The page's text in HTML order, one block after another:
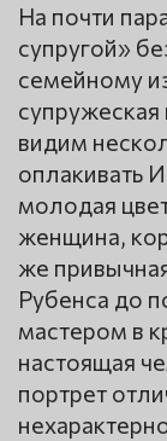
На почти
супругой»
семейному
видим
оплакивать
молодая
женщина,
же
Рубенса до
мастером в
настоящая
портрет